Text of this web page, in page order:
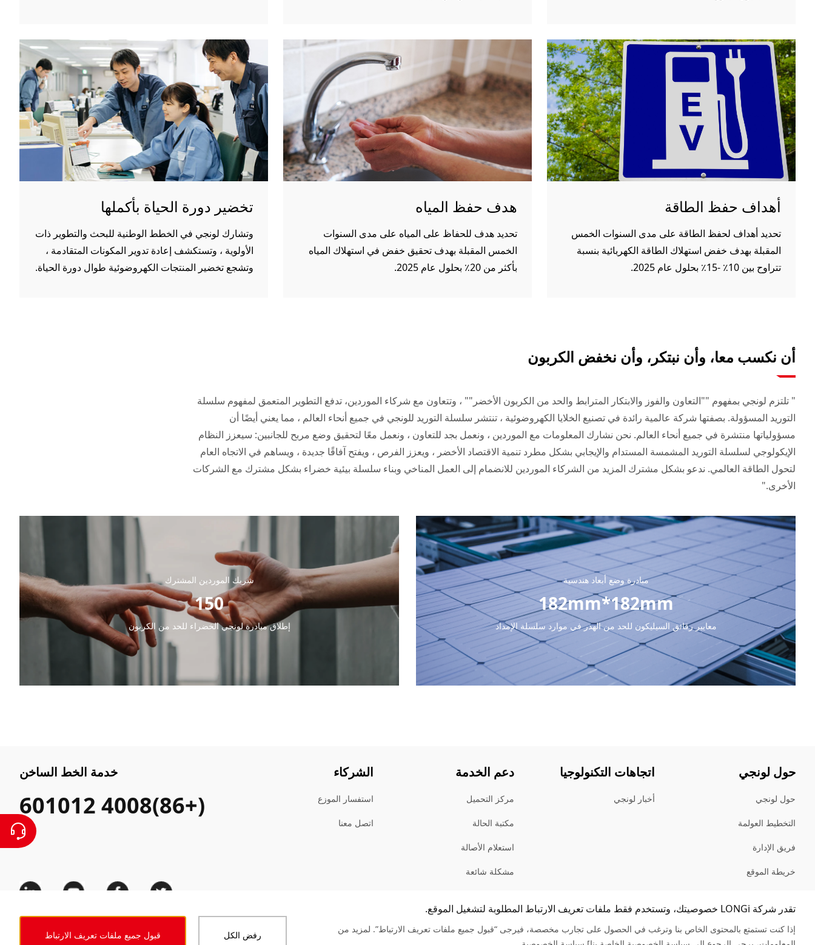
أهداف حفظ الطاقة
تحديد أهداف لحفظ الطاقة على مدى السنوات الخمس
المقبلة بهدف خفض استهلاك الطاقة الكهربائية بنسبة
تتراوح بين 10٪ -15٪ بحلول عام 2025.
هدف حفظ المياه
تحديد هدف للحفاظ على المياه على مدى السنوات
الخمس المقبلة بهدف تحقيق خفض في استهلاك المياه
بأكثر من 20٪ بحلول عام 2025.
تخضير دورة الحياة بأكملها
وتشارك لونجي في الخطط الوطنية للبحث والتطوير ذات
الأولوية ، وتستكشف إعادة تدوير المكونات المتقادمة ،
وتشجع تخضير المنتجات الكهروضوئية طوال دورة الحياة.
أن نكسب معا، وأن نبتكر، وأن نخفض الكربون
" تلتزم لونجي بمفهوم ""التعاون والفوز والابتكار المترابط والحد من الكربون الأخضر"" ، وتتعاون مع شركاء الموردين، تدفع التطوير المتعمق لمفهوم سلسلة
التوريد المسؤولة. بصفتها شركة عالمية رائدة في تصنيع الخلايا الكهروضوئية ، تنتشر سلسلة التوريد للونجي في جميع أنحاء العالم ، مما يعني أيضًا أن
مسؤولياتها منتشرة في جميع أنحاء العالم. نحن نشارك المعلومات مع الموردين ، ونعمل بجد للتعاون ، ونعمل معًا لتحقيق وضع مربح للجانبين: سيعزز النظام
الإيكولوجي لسلسلة التوريد المشمسة المستدام والإيجابي بشكل مطرد تنمية الاقتصاد الأخضر ، ويعزز الفرص ، ويفتح آفاقًا جديدة ، ويساهم في الاتجاه العام
لتحول الطاقة العالمي. ندعو بشكل مشترك المزيد من الشركاء الموردين للانضمام إلى العمل المناخي وبناء سلسلة بيئية خضراء بشكل مشترك مع الشركات
الأخرى."
مبادرة وضع أبعاد هندسية
182mm*182mm
معايير رقائق السيليكون للحد من الهدر في موارد سلسلة الإمداد
شريك الموردين المشترك
150
إطلاق مبادرة لونجي الخضراء للحد من الكربون
حول لونجي
حول لونجي
التخطيط العولمة
فريق الإدارة
خريطة الموقع
اتجاهات التكنولوجيا
أخبار لونجي
دعم الخدمة
مركز التحميل
مكتبة الحالة
استعلام الأصالة
مشكلة شائعة
الشركاء
استفسار الموزع
اتصل معنا
خدمة الخط الساخن
(+86)4008 601012
تقدر شركة LONGi خصوصيتك، وتستخدم فقط ملفات تعريف الارتباط المطلوبة لتشغيل الموقع.
إذا كنت تستمتع بالمحتوى الخاص بنا وترغب في الحصول على تجارب مخصصة، فيرجى “قبول جميع ملفات تعريف الارتباط”. لمزيد من
رفض الكل قبول جميع ملفات تعريف الارتباط